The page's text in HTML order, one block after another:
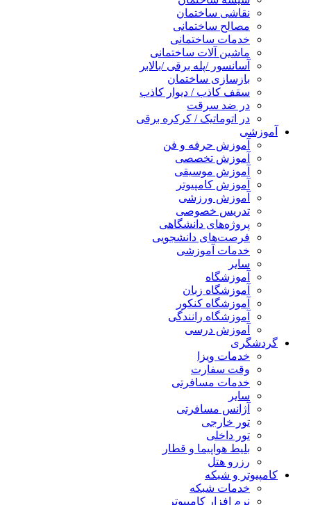
نقاشی ساختمان
مصالح ساختمانی
خدمات ساختمانی
ماشین آلات ساختمانی
آسانسور /پله برقی /بالابر
بازسازی ساختمان
سقف کاذب / دیوار کاذب
در ضد سرقت
در اتوماتیک / کرکره برقی
آموزشی
آموزش حرفه و فن
آموزش تخصصی
آموزش موسیقی
آموزش کامپیوتر
آموزش ورزشی
تدریس خصوصی
پروژه‌های دانشگاهی
فرصت‌های دانشجویی
خدمات آموزشی
سایر
آموزشگاه
آموزشگاه زبان
آموزشگاه کنکور
آموزشگاه رانندگی
آموزش درسی
گردشگری
خدمات ویزا
وقت سفارت
خدمات مسافرتی
سایر
آژانس مسافرتی
تور خارجی
تور داخلی
بلیط هواپیما و قطار
رزرو هتل
کامپیوتر و شبکه
خدمات شبکه
نرم افزار کامپیوتر